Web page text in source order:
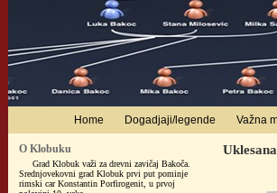
Home Dogadjaji/legende Važna
O Klobuku
Grad Klobuk važi za drevni zavičaj Bakoča.
Srednjovekovni grad Klobuk prvi put pominje
rimski car Konstantin Porfirogenit, u prvoj